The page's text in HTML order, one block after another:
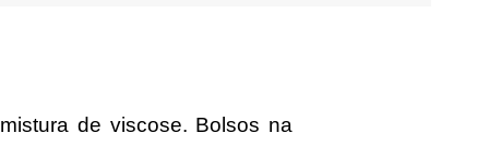
de viscose. Bolsos na